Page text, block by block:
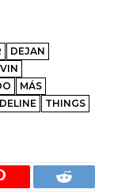
DEJAN
MÁS
THINGS